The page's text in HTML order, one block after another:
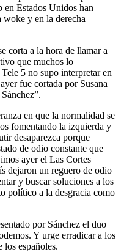
Estados Unidos han
woke y en la derecha
corta a la hora de llamar a
que muchos lo
5 no supo interpretar en
fue cortada por Susana
en que la normalidad se
fomentando la izquierda y
desaparezca porque
de odio constante que
ayer el Las Cortes
dejaron un reguero de odio
y buscar soluciones a los
político a la desgracia como
por Sánchez el duo
Y urge erradicar a los
los españoles.